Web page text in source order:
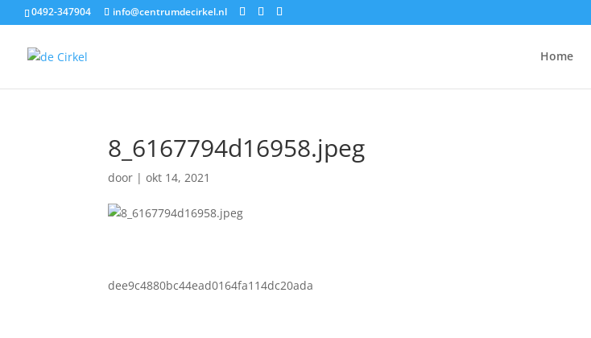
0492-347904 info@centrumdecirkel.nl
Home
8_6167794d16958.jpeg
door |okt 14, 2021
dee9c4880bc44ead0164fa114dc20ada